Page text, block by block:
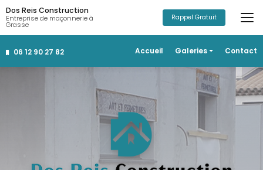
Aller
au
contenu
principal
06 12 90 27 82 Accueil Galeries
Rénovation
Salle de bain
Aménagements extérieurs
Contact
Dos Reis Construction
Entreprise de maçonnerie à
Grasse
Rappel Gratuit